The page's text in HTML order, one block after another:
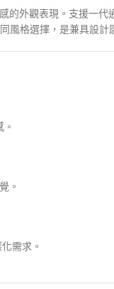
外觀表現。支援一
格選擇，是兼具設計
。
需求。